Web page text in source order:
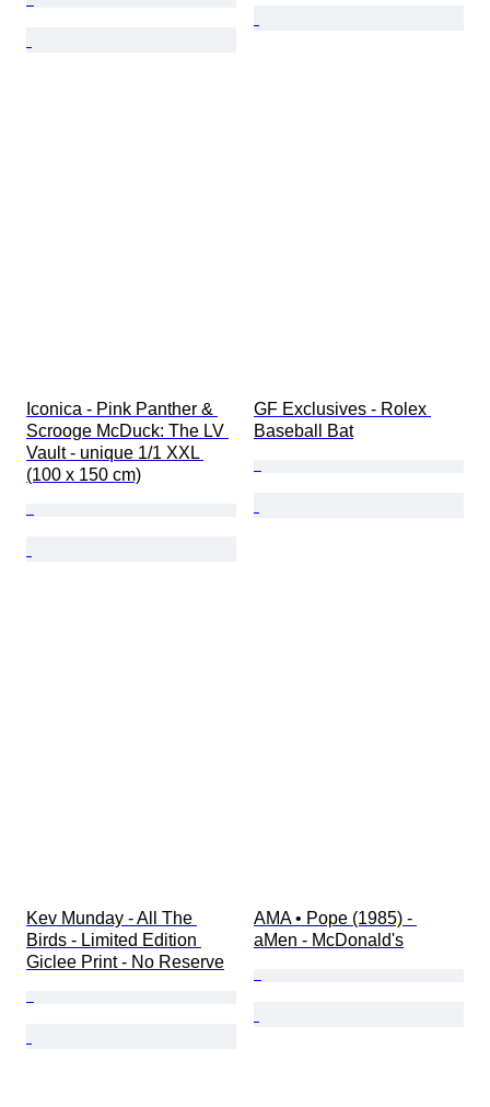
Iconica - Pink Panther &
Scrooge McDuck: The LV
Vault - unique 1/1 XXL
(100 x 150 cm)
GF Exclusives - Rolex
Baseball Bat
Kev Munday - All The
Birds - Limited Edition
Giclee Print - No Reserve
AMA • Pope (1985) -
aMen - McDonald's